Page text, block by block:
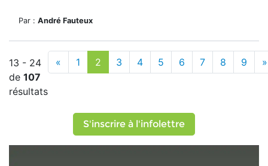
Par : André Fauteux
13 - 24
de 107
résultats
« 1 2 3 4 5 6 7 8 9 »
S'inscrire à l'infolettre